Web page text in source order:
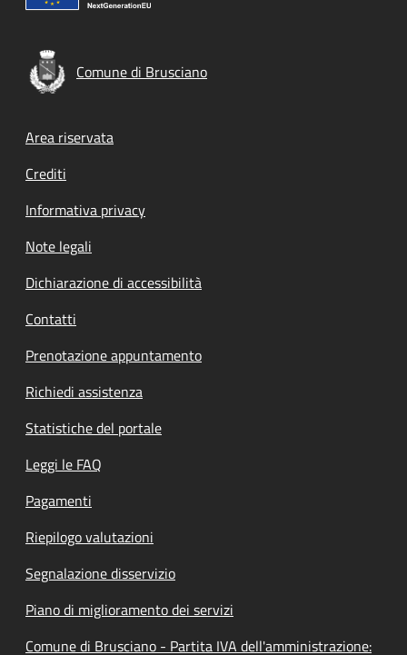
Comune di Brusciano
Footer menu
Area riservata
Crediti
Informativa privacy
Note legali
Dichiarazione di accessibilità
Contatti
Prenotazione appuntamento
Richiedi assistenza
Statistiche del portale
Leggi le FAQ
Pagamenti
Riepilogo valutazioni
Segnalazione disservizio
Piano di miglioramento dei servizi
Comune di Brusciano - Partita IVA dell'amministrazione: